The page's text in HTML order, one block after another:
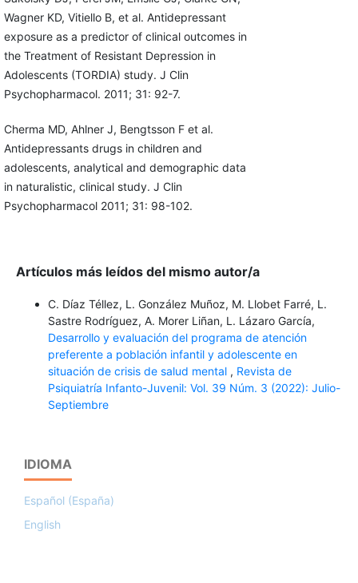
Wagner KD, Vitiello B, et al. Antidepressant
exposure as a predictor of clinical outcomes in
the Treatment of Resistant Depression in
Adolescents (TORDIA) study. J Clin
Psychopharmacol. 2011; 31: 92-7.
Cherma MD, Ahlner J, Bengtsson F et al.
Antidepressants drugs in children and
adolescents, analytical and demographic data
in naturalistic, clinical study. J Clin
Psychopharmacol 2011; 31: 98-102.
Artículos más leídos del mismo autor/a
C. Díaz Téllez, L. González Muñoz, M. Llobet Farré, L.
Sastre Rodríguez, A. Morer Liñan, L. Lázaro García,
Desarrollo y evaluación del programa de atención
preferente a población infantil y adolescente en
situación de crisis de salud mental , Revista de
Psiquiatría Infanto-Juvenil: Vol. 39 Núm. 3 (2022): Julio-
Septiembre
IDIOMA
Español (España)
English